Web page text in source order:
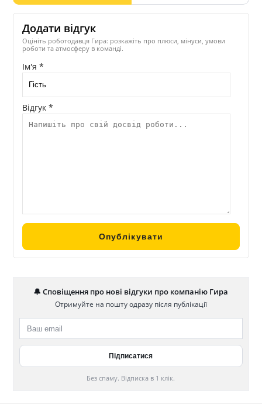
Додати відгук
Оцініть роботодавця Гира: розкажіть про плюси, мінуси, умови
роботи та атмосферу в команді.
Ім'я *
Відгук *
🔔 Сповіщення про нові відгуки про компанію Гира
Отримуйте на пошту одразу після публікації
Без спаму. Відписка в 1 клік.